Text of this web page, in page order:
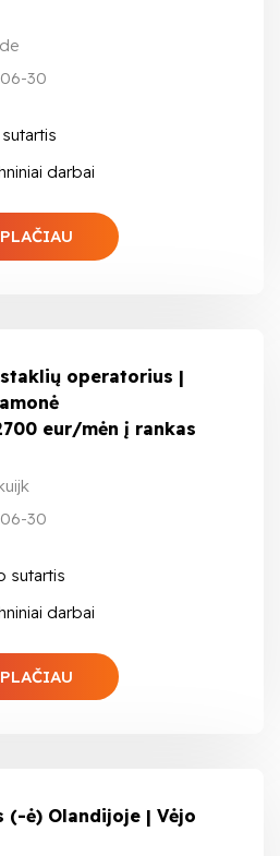
30
darbai
PLAČIAU
staklių operatorius |
eur/mėn į rankas
30
sutartis
darbai
PLAČIAU
(-ė) Olandijoje | Vėjo